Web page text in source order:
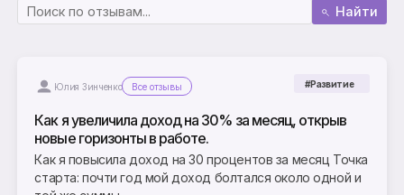
Найти
Юлия Зинченко Все отзывы #Развитие
Как я увеличила доход на 30% за месяц, открыв
новые горизонты в работе.
Как я повысила доход на 30 процентов за месяц Точка
старта: почти год мой доход болтался около одной и